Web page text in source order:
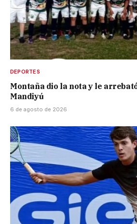
DEPORTES
Montaña dio la nota y le
Mandiyú
6 de agosto de 2026